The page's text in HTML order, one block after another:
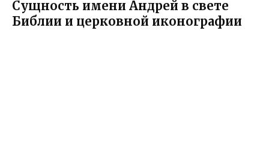
Сущность имени Андрей в свете
Библии и церковной иконографии